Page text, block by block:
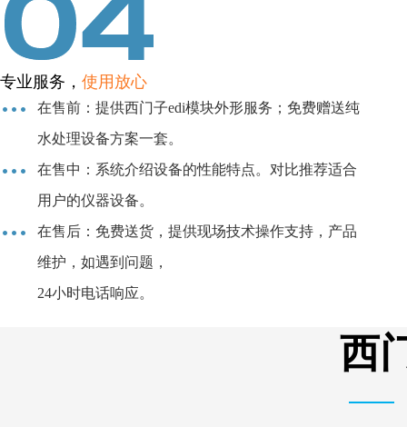
专业服务， 使用放心
在售前：提供西门子edi模块外形服务；免费赠送纯
水处理设备方案一套。
在售中：系统介绍设备的性能特点。对比推荐适合
用户的仪器设备。
在售后：免费送货，提供现场技术操作支持，产品
维护，如遇到问题，
24小时电话响应。
西